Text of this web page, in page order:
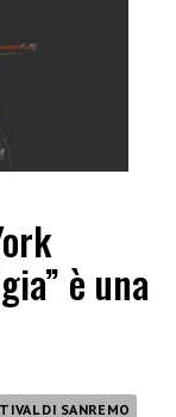
è una
DI SANREMO